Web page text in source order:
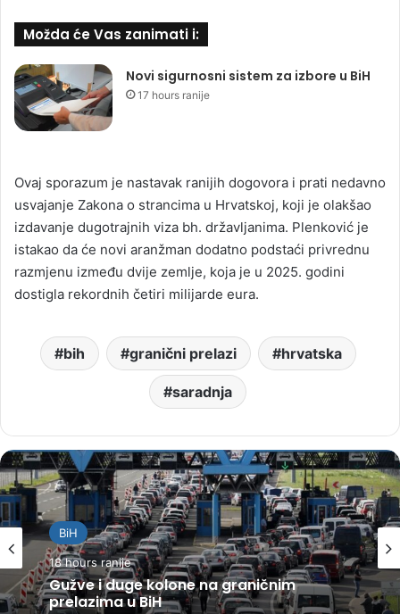
Možda će Vas zanimati i:
Novi sigurnosni sistem za izbore u BiH
17 hours ranije
Ovaj sporazum je nastavak ranijih dogovora i prati nedavno
usvajanje Zakona o strancima u Hrvatskoj, koji je olakšao
izdavanje dugotrajnih viza bh. državljanima. Plenković je
istakao da će novi aranžman dodatno podstaći privrednu
razmjenu između dvije zemlje, koja je u 2025. godini
dostigla rekordnih četiri milijarde eura.
bih granični prelazi hrvatska
saradnja
BiH
18 hours ranije
Gužve i duge kolone na graničnim
prelazima u BiH